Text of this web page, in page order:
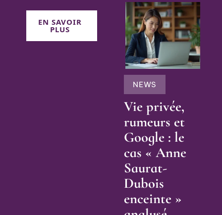
EN SAVOIR
PLUS
NEWS
Vie privée,
rumeurs et
Google : le
cas « Anne
Saurat-
Dubois
enceinte »